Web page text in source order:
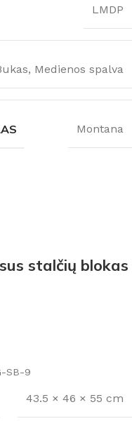
LMDP
, Medienos spalva
Montana
stalčių blokas
SB-9
43.5 × 46 × 55 cm